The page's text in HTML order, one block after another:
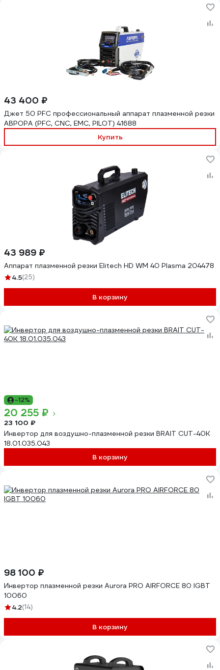
43 400 ₽
Джет 50 PFC профессиональный аппарат плазменной резки
АВРОРА (PFC, CNC, EMC, PILOT) 41688
Купить
43 989 ₽
Аппарат плазменной резки Elitech HD WM 40 Plasma 204478
4.5(25)
В корзину
-12%
20 255 ₽
23 100 ₽
Инвертор для воздушно-плазменной резки BRAIT CUT-40K
18.01.035.043
В корзину
98 100 ₽
Инвертор плазменной резки Aurora PRO AIRFORCE 80 IGBT
10060
4.2(14)
В корзину